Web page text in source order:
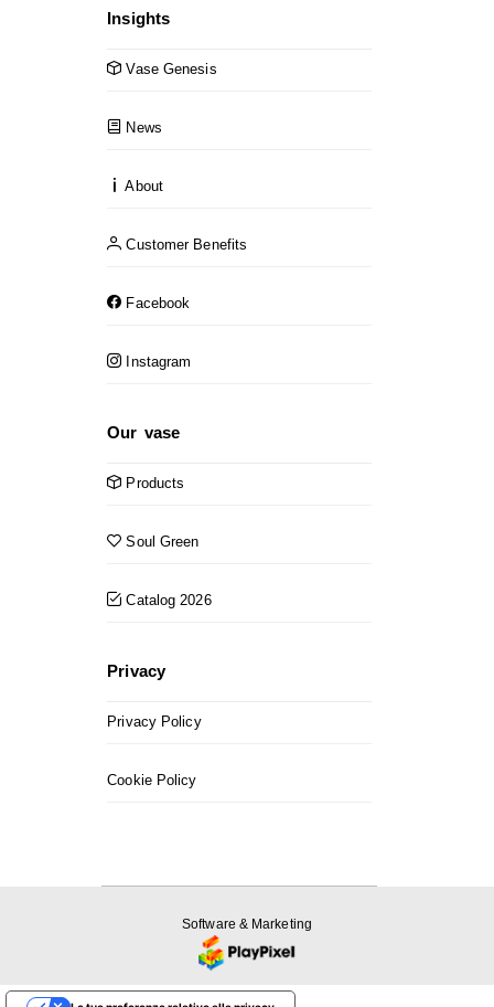
Insights
Vase Genesis
News
About
Customer Benefits
Facebook
Instagram
Our vase
Products
Soul Green
Catalog 2026
Privacy
Privacy Policy
Cookie Policy
Software & Marketing